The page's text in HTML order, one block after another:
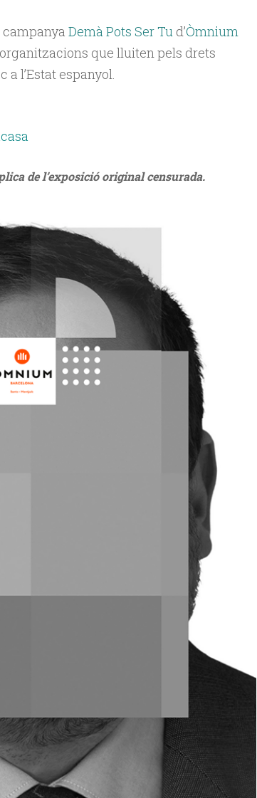
campanya Demà Pots Ser Tud’Òmnium
que lluiten pels drets
l’Estat espanyol.
de l’exposició original censurada.